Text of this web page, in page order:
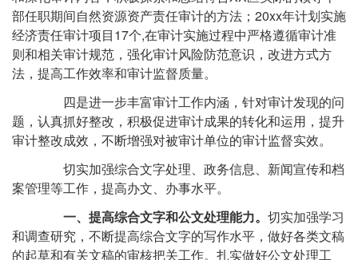
部任职期间自然资源资产责任审计的方法；20xx年计划实施
经济责任审计项目17个,在审计实施过程中严格遵循审计准
则和相关审计规范，强化审计风险防范意识，改进方式方
法，提高工作效率和审计监督质量。
四是进一步丰富审计工作内涵，针对审计发现的问
题，认真抓好整改，积极促进审计成果的转化和运用，提升
审计整改成效，不断增强对被审计单位的审计监督实效。
切实加强综合文字处理、政务信息、新闻宣传和档
案管理等工作，提高办文、办事水平。
一、提高综合文字和公文处理能力。 切实加强学习
和调查研究，不断提高综合文字的写作水平，做好各类文稿
的起草和有关文稿的审核把关工作。扎实做好公文处理工